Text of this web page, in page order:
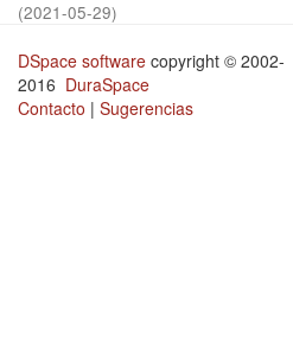
(2021-05-29)
DSpace software copyright © 2002-
2016 DuraSpace
Contacto | Sugerencias